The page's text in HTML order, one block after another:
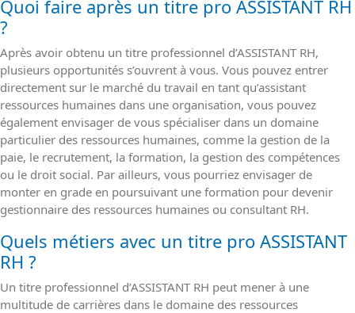
Quoi faire après un titre pro ASSISTANT RH
?
Après avoir obtenu un titre professionnel d’ASSISTANT RH,
plusieurs opportunités s’ouvrent à vous. Vous pouvez entrer
directement sur le marché du travail en tant qu’assistant
ressources humaines dans une organisation, vous pouvez
également envisager de vous spécialiser dans un domaine
particulier des ressources humaines, comme la gestion de la
paie, le recrutement, la formation, la gestion des compétences
ou le droit social. Par ailleurs, vous pourriez envisager de
monter en grade en poursuivant une formation pour devenir
gestionnaire des ressources humaines ou consultant RH.
Quels métiers avec un titre pro ASSISTANT
RH ?
Un titre professionnel d’ASSISTANT RH peut mener à une
multitude de carrières dans le domaine des ressources